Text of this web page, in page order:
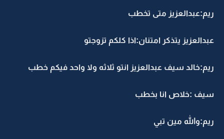
ريم:عبدالعزيز متى تخطب
عبدالعزيز يتذكر امتنان:اذا كلكم تزوجتو
ريم:خالد سيف عبدالعزيز انتو ثلاثه ولا واحد فيكم خطب
سيف :خلاص انا بخطب
ريم:والله مين تبي